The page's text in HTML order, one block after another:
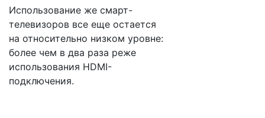
Использование же смарт-
телевизоров все еще остается
на относительно низком уровне:
более чем в два раза реже
использования HDMI-
подключения.